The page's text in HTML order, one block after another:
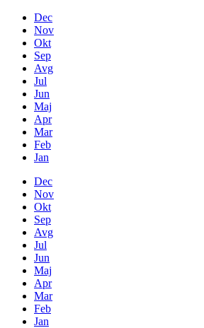
Dec
Nov
Okt
Sep
Avg
Jul
Jun
Maj
Apr
Mar
Feb
Jan
Dec
Nov
Okt
Sep
Avg
Jul
Jun
Maj
Apr
Mar
Feb
Jan